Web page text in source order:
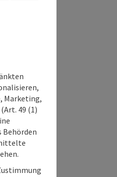
Marketing,
49 (1)
Behörden